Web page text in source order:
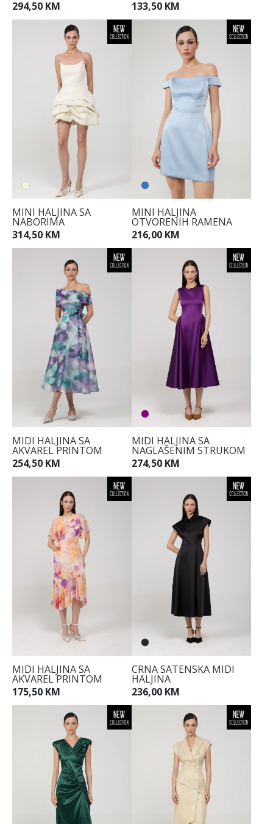
294,50 KM
133,50 KM
MINI HALJINA SA
NABORIMA
314,50 KM
MINI HALJINA
OTVORENIH RAMENA
216,00 KM
MIDI HALJINA SA
AKVAREL PRINTOM
254,50 KM
MIDI HALJINA SA
NAGLAŠENIM STRUKOM
274,50 KM
MIDI HALJINA SA
AKVAREL PRINTOM
175,50 KM
CRNA SATENSKA MIDI
HALJINA
236,00 KM